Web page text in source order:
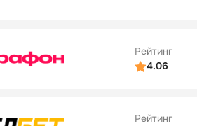
5/5Рейтинг
4.06
Рейтинг